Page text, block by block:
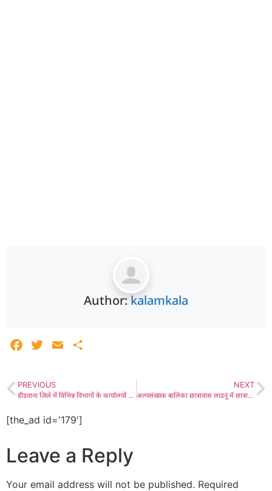
Author:kalamkala
FacebookTwitterEmail
PREVIOUS
डीडवाना जिले में विभिन्न विभागों के कार्यालयों के लिए भूमि आवंटन से ले रहा है जिला मुख्यालय विस्तार, रिजर्व पुलिस लाइन के लिए 118.50 बीघा भूमि और सदर थाना व पुलिस अन्वेषण भवन के लिए भी भूमि का आवंटन किया, जिला कलक्टर डॉ. खड़गावत ने जारी किये आदेश
NEXT
अल्पसंख्यक बालिका छात्रावास लाडनूं में छात्राओं ने विजिट कर सरकार द्वारा मिलने वाली सुविधाओं के बारे में जाना
[the_ad id='179']
Leave a Reply
Your email address will not be published. Required